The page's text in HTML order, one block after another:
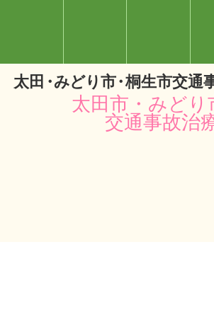
太田・みどり市・桐生市交通
太田市・みどり
交通事故治